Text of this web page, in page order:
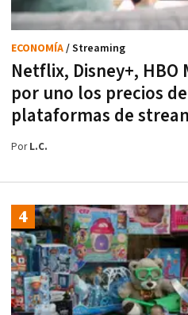
Netflix, Disney+, HBO
por uno los precios
plataformas de
ECONOMÍA/ Streaming
PorL.C.